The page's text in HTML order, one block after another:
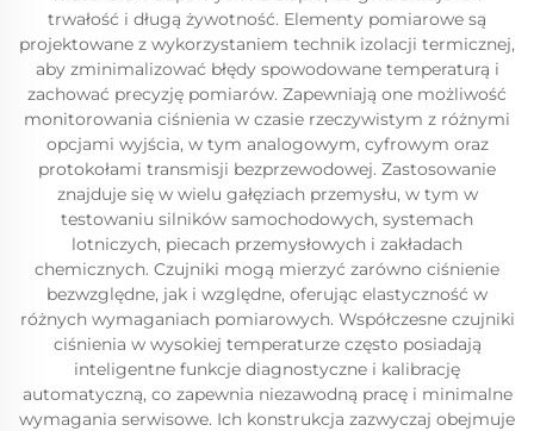
trwałość i długą żywotność. Elementy pomiarowe są
projektowane z wykorzystaniem technik izolacji termicznej,
aby zminimalizować błędy spowodowane temperaturą i
zachować precyzję pomiarów. Zapewniają one możliwość
monitorowania ciśnienia w czasie rzeczywistym z różnymi
opcjami wyjścia, w tym analogowym, cyfrowym oraz
protokołami transmisji bezprzewodowej. Zastosowanie
znajduje się w wielu gałęziach przemysłu, w tym w
testowaniu silników samochodowych, systemach
lotniczych, piecach przemysłowych i zakładach
chemicznych. Czujniki mogą mierzyć zarówno ciśnienie
bezwzględne, jak i względne, oferując elastyczność w
różnych wymaganiach pomiarowych. Współczesne czujniki
ciśnienia w wysokiej temperaturze często posiadają
inteligentne funkcje diagnostyczne i kalibrację
automatyczną, co zapewnia niezawodną pracę i minimalne
wymagania serwisowe. Ich konstrukcja zazwyczaj obejmuje